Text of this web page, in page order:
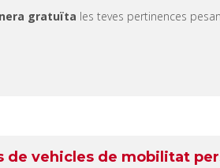
gratuïta les teves pertinences
de vehicles de mobilitat